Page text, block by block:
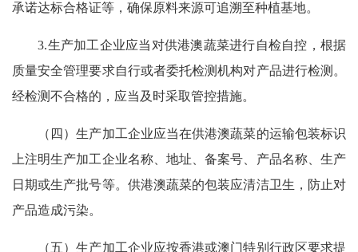
承诺达标合格证等，确保原料来源可追溯至种植基地。
3.生产加工企业应当对供港澳蔬菜进行自检自控，根据
质量安全管理要求自行或者委托检测机构对产品进行检测。
经检测不合格的，应当及时采取管控措施。
（四）生产加工企业应当在供港澳蔬菜的运输包装标识
上注明生产加工企业名称、地址、备案号、产品名称、生产
日期或生产批号等。供港澳蔬菜的包装应清洁卫生，防止对
产品造成污染。
（五）生产加工企业应按香港或澳门特别行政区要求提